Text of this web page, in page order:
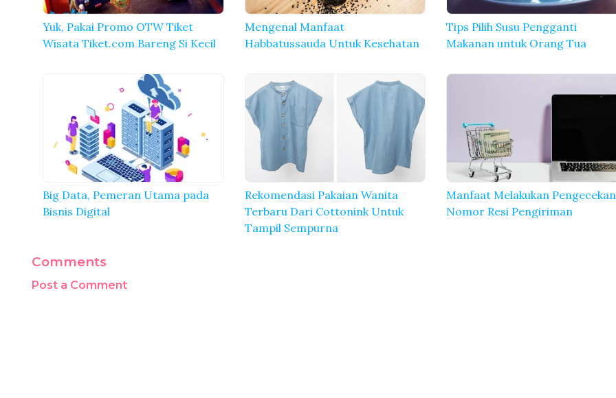
Yuk, Pakai Promo OTW Tiket
Wisata Tiket.com Bareng Si Kecil
Mengenal Manfaat
Habbatussauda Untuk Kesehatan
Tips Pilih Susu Pengganti
Makanan untuk Orang Tua
Big Data, Pemeran Utama pada
Bisnis Digital
Rekomendasi Pakaian Wanita
Terbaru Dari Cottonink Untuk
Tampil Sempurna
Manfaat Melakukan Pengecekan
Nomor Resi Pengiriman
Comments
Post a Comment